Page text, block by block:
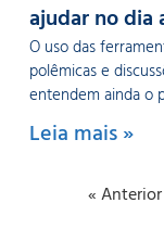
ajudar no dia
O uso das
polêmicas e
entendem ainda o
Leia mais »
« Anterior